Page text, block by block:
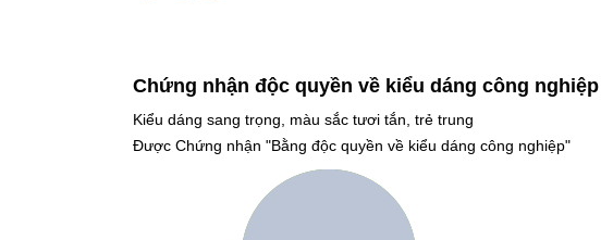
Chứng nhận độc quyền về kiểu dáng công nghiệp
Kiểu dáng sang trọng, màu sắc tươi tắn, trẻ trung
Được Chứng nhận "Bằng độc quyền về kiểu dáng công nghiệp"